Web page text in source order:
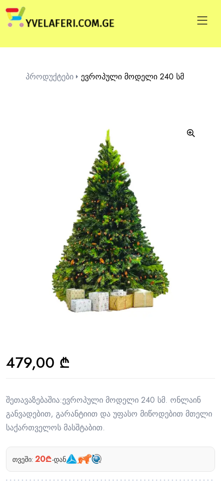
პროდუქტები ევროპული მოდელი 240 სმ
479,00 ₾
შეთავაზებაშია:ევროპული მოდელი 240 სმ. ონლაინ
განვადებით, გარანტიით და უფასო მიწოდებით მთელი
საქართველოს მასშტაბით.
თვეში: 20₾-დან